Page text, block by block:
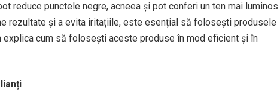
reduce punctele negre, acneea și pot conferi un ten mai luminos
rezultate și a evita iritațiile, este esențial să folosești produsele
cum să folosești aceste produse în mod eficient și în